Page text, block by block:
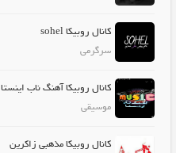
کانال روبیکا sohel
سرگرمی
کانال روبیکا آهنگ ناب اینستا
موسیقی
کانال روبیکا مذهبی زاکرین